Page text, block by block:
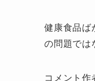
健康食品ば
の問題では
コメント作